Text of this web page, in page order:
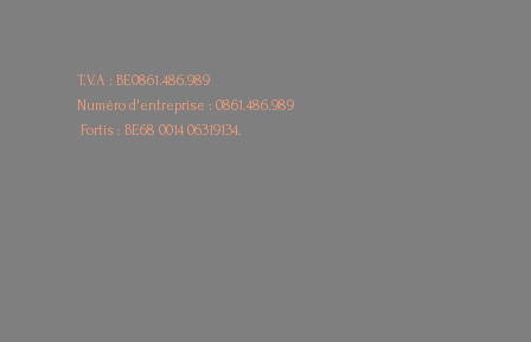
T.V.A : BE0861.486.989
Numéro d'entreprise : 0861.486.989
Fortis : BE680014 06319134.